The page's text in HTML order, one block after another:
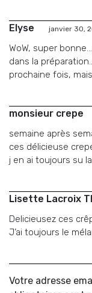
Elyse janvier 30,
WoW, super
dans la
prochaine fois,
monsieur crepe
semaine après
ces délicieuse
j en ai toujours su
Lisette Lacroix
Delicieusez ces
J’ai toujours le
Votre adresse